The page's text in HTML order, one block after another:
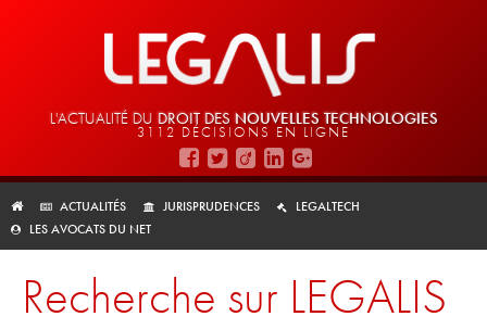
L'ACTUALITÉ DU DROIT DES NOUVELLES TECHNOLOGIES
3112 DÉCISIONS EN LIGNE
ACTUALITÉS JURISPRUDENCES
LEGALTECH
LES AVOCATS DU NET
Recherche sur LEGALIS